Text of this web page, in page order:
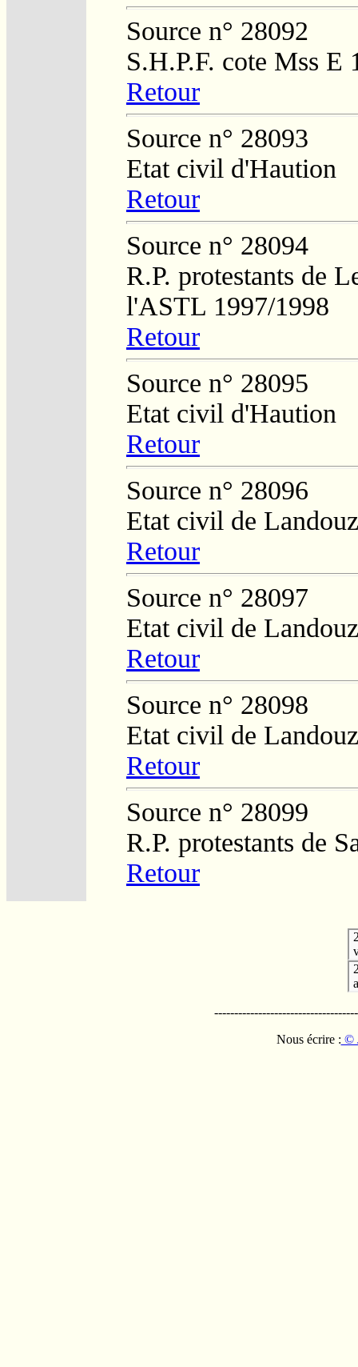
Source n° 28092
S.H.P.F. cote Mss E
Retour
Source n° 28093
Etat civil d'Haution
Retour
Source n° 28094
R.P. protestants de
l'ASTL 1997/1998
Retour
Source n° 28095
Etat civil d'Haution
Retour
Source n° 28096
Etat civil de
Retour
Source n° 28097
Etat civil de
Retour
Source n° 28098
Etat civil de
Retour
Source n° 28099
R.P. protestants de
Retour
Nous écrire : ©